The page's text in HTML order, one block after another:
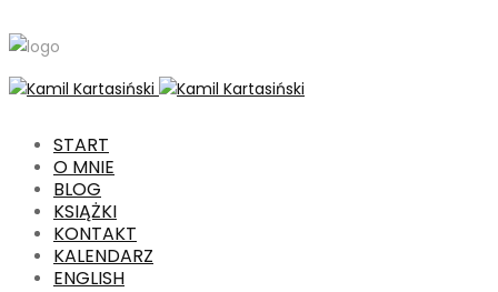
START
O MNIE
BLOG
KSIĄŻKI
KONTAKT
KALENDARZ
ENGLISH